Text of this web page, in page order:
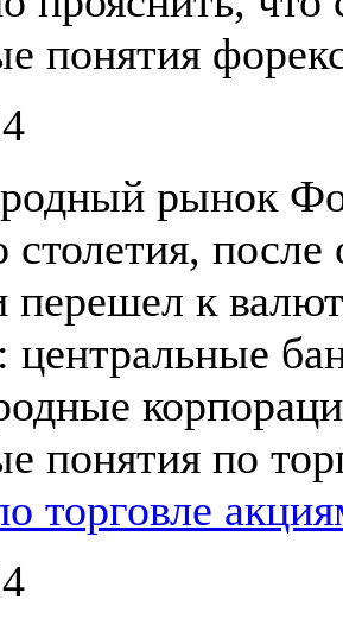
рынок
после
перешел к
центральные
торговле